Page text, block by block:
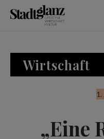
Wirtschaft
1.
„Eine